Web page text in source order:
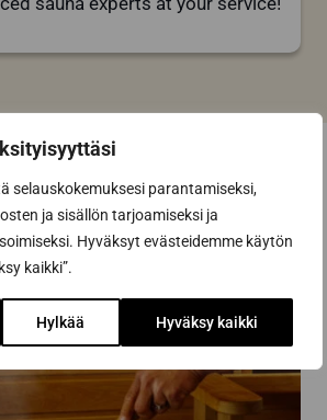
selauskokemuksesi parantamiseksi,
ja sisällön tarjoamiseksi ja
Hyväksyt evästeidemme käytön
kaikki”.
Hylkää Hyväksy kaikki